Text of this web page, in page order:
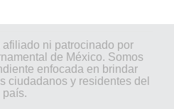
afiliado ni patrocinado por
de México. Somos
enfocada en brindar
ciudadanos y residentes del
país.